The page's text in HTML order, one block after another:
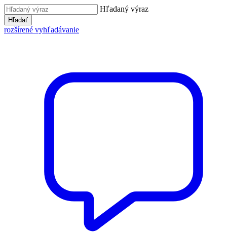
Hľadaný výraz
Hľadať
rozšírené vyhľadávanie